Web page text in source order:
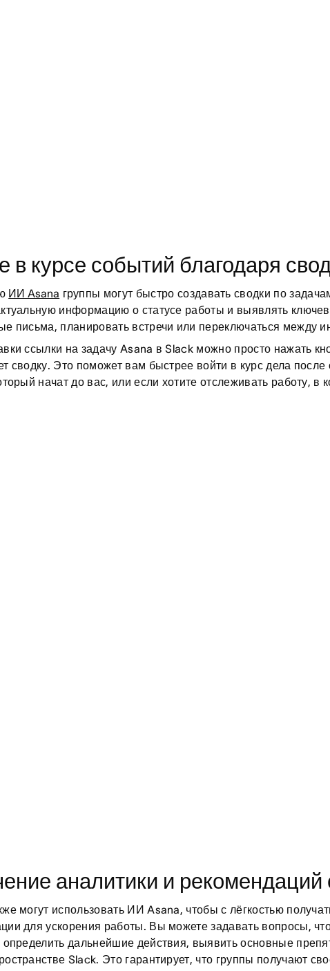
в курсе событий благодаря
ИИ Asana группы могут быстро создавать сводки по
информацию о статусе работы и выявлять
письма, планировать встречи или переключаться между
ссылки на задачу Asana в Slack можно просто нажать
сводку. Это поможет вам быстрее войти в курс дела
начат до вас, или если хотите отслеживать работу, в
аналитики и
могут использовать ИИ Asana, чтобы с лёгкостью
для ускорения работы. Вы можете задавать вопросы,
определить дальнейшие действия, выявить основные
Slack. Это гарантирует, что группы получают